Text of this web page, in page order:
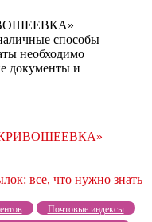
способы
необходимо
документы и
«КРИВОШЕЕВКА»
все, что нужно знать
Почтовые индексы